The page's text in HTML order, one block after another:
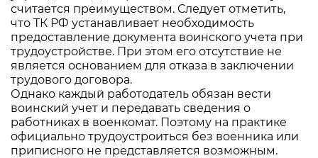
считается преимуществом. Следует отметить,
что ТК РФ устанавливает необходимость
предоставление документа воинского учета при
трудоустройстве. При этом его отсутствие не
является основанием для отказа в заключении
трудового договора.
Однако каждый работодатель обязан вести
воинский учет и передавать сведения о
работниках в военкомат. Поэтому на практике
официально трудоустроиться без военника или
приписного не представляется возможным.